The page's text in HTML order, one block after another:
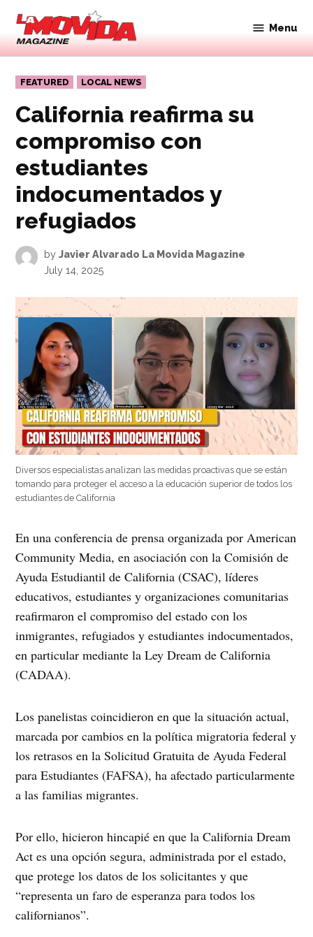
Skip
content
Movida
Magazine
Menu
POSTED
IN
FEATURED LOCAL NEWS
California reafirma su
compromiso con
estudiantes
indocumentados y
refugiados
by Javier Alvarado La Movida Magazine
July 14, 2025
Diversos especialistas analizan las medidas proactivas que se están
tomando para proteger el acceso a la educación superior de todos los
estudiantes de California
En una conferencia de prensa organizada por American
Community Media, en asociación con la Comisión de
Ayuda Estudiantil de California (CSAC), líderes
educativos, estudiantes y organizaciones comunitarias
reafirmaron el compromiso del estado con los
inmigrantes, refugiados y estudiantes indocumentados,
en particular mediante la Ley Dream de California
(CADAA).
Los panelistas coincidieron en que la situación actual,
marcada por cambios en la política migratoria federal y
los retrasos en la Solicitud Gratuita de Ayuda Federal
para Estudiantes (FAFSA), ha afectado particularmente
a las familias migrantes.
Por ello, hicieron hincapié en que la California Dream
Act es una opción segura, administrada por el estado,
que protege los datos de los solicitantes y que
“representa un faro de esperanza para todos los
californianos”.